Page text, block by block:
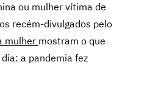
ou mulher vítima de
recém-divulgados pelo
mulher mostram o que
a pandemia fez